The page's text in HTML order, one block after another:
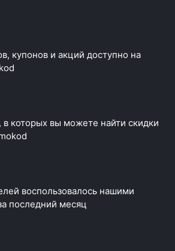
купонов и акций доступно на
в которых вы можете найти скидки
воспользовалось нашими
последний месяц